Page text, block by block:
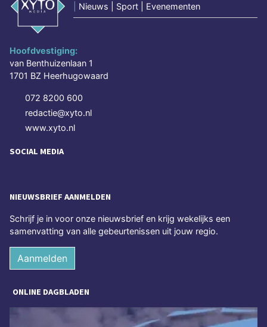
Nieuws | Sport | Evenementen
Hoofdvestiging:
van Benthuizenlaan 1
1701 BZ Heerhugowaard
072 8200 600
redactie@xyto.nl
www.xyto.nl
SOCIAL MEDIA
NIEUWSBRIEF AANMELDEN
Schrijf je in voor onze nieuwsbrief en krijg wekelijks een
samenvatting van alle gebeurtenissen uit jouw regio.
Aanmelden
ONLINE DAGBLADEN